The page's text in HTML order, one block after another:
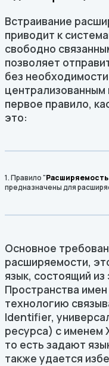
Встраивание
приводит к
свободно
позволяет
без
первое правило,
это:
1. Правило "
предназначены для
Основное
расширяемости,
язык, состоящий
Пространства
технологию
Identifier,
ресурса) c именем
то есть задают
также удается